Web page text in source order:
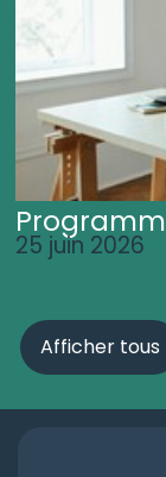
25 juin 2026
Afficher tous